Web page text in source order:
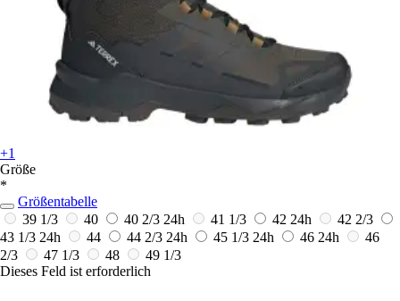
+1
Größe
*
Größentabelle
39 1/3
40 40 2/3 24h 41 1/3 42 24h
42 2/3
43 1/3 24h 44 44 2/3 24h 45 1/3 24h 46 24h
46
2/3
47 1/3 48
49 1/3
Dieses Feld ist erforderlich